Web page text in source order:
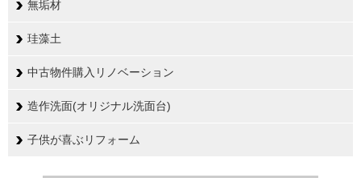
無垢材
珪藻土
中古物件購入リノベーション
造作洗面(オリジナル洗面台)
子供が喜ぶリフォーム